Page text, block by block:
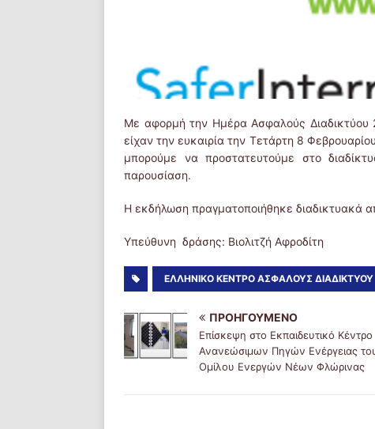
Με αφορμή την Ημέρα Ασφαλούς Διαδικτύου
είχαν την ευκαιρία την Τετάρτη 8
μπορούμε να προστατευτούμε στο
παρουσίαση.
Η εκδήλωση πραγματοποιήθηκε διαδικτυακά
Υπεύθυνη δράσης: Βιολιτζή Αφροδίτη
ΕΛΛΗΝΙΚΌ ΚΈΝΤΡΟ ΑΣΦΑΛΟΎΣ ΔΙΑΔΙΚΤΎΟΥ
ΠΡΟΗΓΟΎΜΕΝΟ
Επίσκεψη στο Εκπαιδευτικό Κέντρο
Ανανεώσιμων Πηγών Ενέργειας
Ομίλου Ενεργών Νέων Φλώρινας